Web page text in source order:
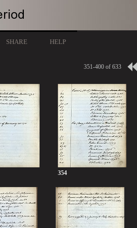
SHARE HELP
351-400 of 633
354